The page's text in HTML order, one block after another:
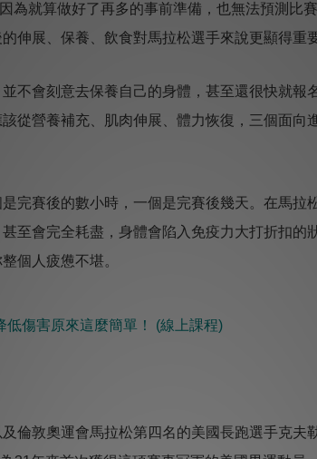
為就算做好了再多的事前準備，也無法預測比
伸展、保養、飲食對馬拉松選手來說更顯得重要
不會刻意去保養自己的身體，甚至還很快就報
從營養補充、肌肉伸展、體力恢復，三個面向
完賽後的數小時，一個是完賽後幾天。在馬拉
至會完全耗盡，身體會陷入免疫力大打折扣的
個人疲憊不堪。
傷害原來這麼簡單！ ​(線上課程)
倫敦奧運會馬拉松第四名的美國長跑選手克夫